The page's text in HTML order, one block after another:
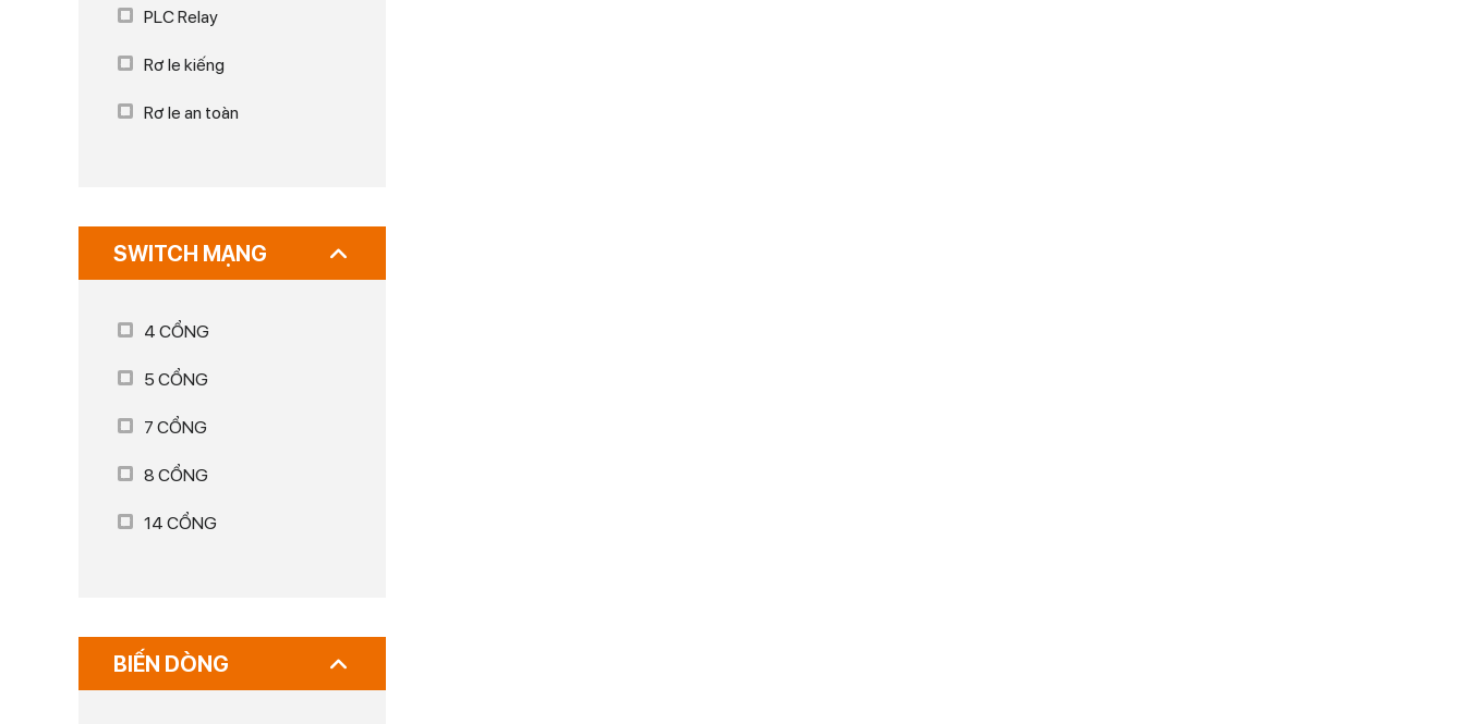
PLC Relay
Rơ le kiếng
Rơ le an toàn
SWITCH MẠNG
4 CỔNG
5 CỔNG
7 CỔNG
8 CỔNG
14 CỔNG
BIẾN DÒNG